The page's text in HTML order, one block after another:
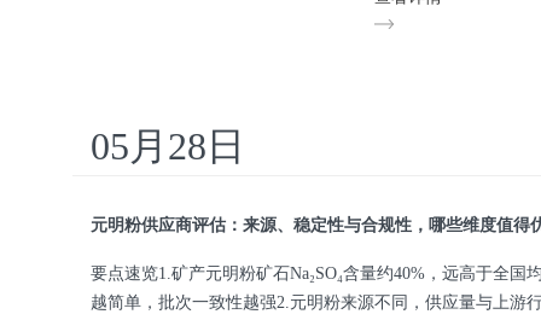
05月28日
元明粉供应商评估：来源、稳定性与合规性，哪些维度值得
要点速览1.矿产元明粉矿石Na₂SO₄含量约40%，远高于全国
越简单，批次一致性越强2.元明粉来源不同，供应量与上游